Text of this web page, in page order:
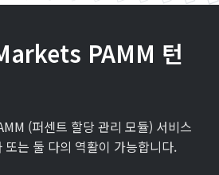
PAMM 턴
(퍼센트 할당 관리 모듈) 서비스
또는 둘 다의 역활이 가능합니다.